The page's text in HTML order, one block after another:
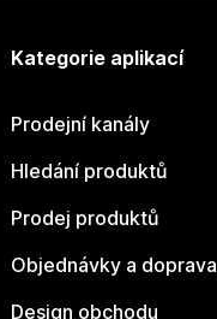
Kategorie aplikací
Prodejní kanály
Hledání produktů
Prodej produktů
Objednávky a doprava
Design obchodu